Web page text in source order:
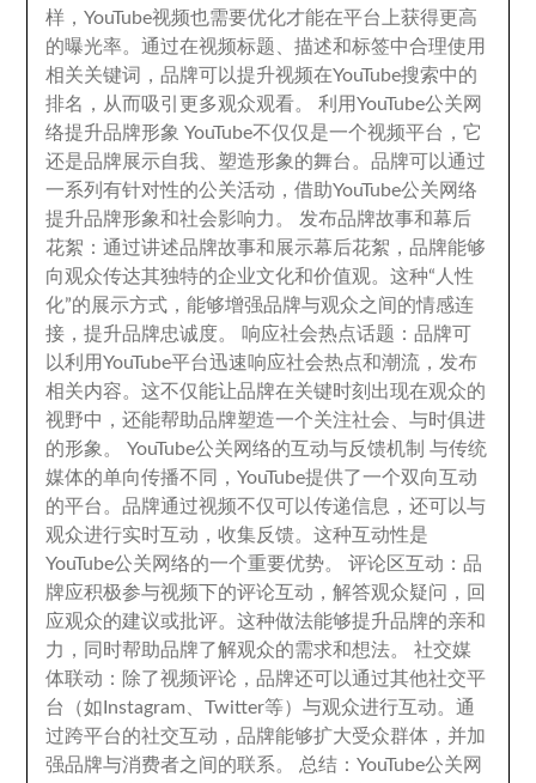
样 ，YouTube视频也需要优化才能在平台上获得更高
的曝光率。通过在视频标题 、描述和标签中合理使用
相关关键词
，品牌可以提升视频在YouTube搜索中的
排名 ， 从而吸引更多观众观看。利用YouTube公关网
络提升品牌形象 YouTube不仅仅是一个视频平台 ，它
还是品牌展示自我
塑造形象的舞台 。品牌可以通过
一系列有针对性的公关活动 ，借助YouTube公关网络
提升品牌形象和社会影响力 。 发布品牌故事和幕后
花絮 ：通过讲述品牌故事和展示幕后花絮 ，品牌能够
向观众传达其独特的企业文化和价值观。这种“人性
化”的展示方式 ，能够增强品牌与观众之间的情感连
接 ，提升品牌忠诚度。 响应社会热点话题 ：品牌可
以利用YouTube平台迅速响应社会热点和潮流 ， 发布
相关内容。这不仅能让品牌在关键时刻出现在观众的
视野中 ，还能帮助品牌塑造一个关注社会 、与时俱进
的形象 。YouTube公关网络的互动与反馈机制 与传统
媒体的单向传播不同
，YouTube提供了一个双向互动
的平台 。品牌通过视频不仅可以传递信息 ，还可以与
观众进行实时互动 ，收集反馈。这种互动性是
YouTube公关网络的一个重要优势。评论区互动 ：品
牌应积极参与视频下的评论互动 ，解答观众疑问 ，
回
应观众的建议或批评。这种做法能够提升品牌的亲和
力 ， 同时帮助品牌了解观众的需求和想法。社交媒
体联动 ： 除了视频评论 ，品牌还可以通过其他社交平
台（如Instagram 、Twitter等）与观众进行互动。通
过跨平台的社交互动 ，品牌能够扩大受众群体 ， 并加
强品牌与消费者之间的联系。 总结 ：YouTube公关网